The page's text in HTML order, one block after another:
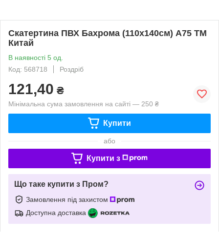
Скатертина ПВХ Бахрома (110х140см) А75 ТМ
Китай
В наявності 5 од.
Код: 568718
Роздріб
121,40 ₴
Мінімальна сума замовлення на сайті — 250 ₴
Купити
або
Купити з
Що таке купити з Пром?
Замовлення під захистом
Доступна доставка